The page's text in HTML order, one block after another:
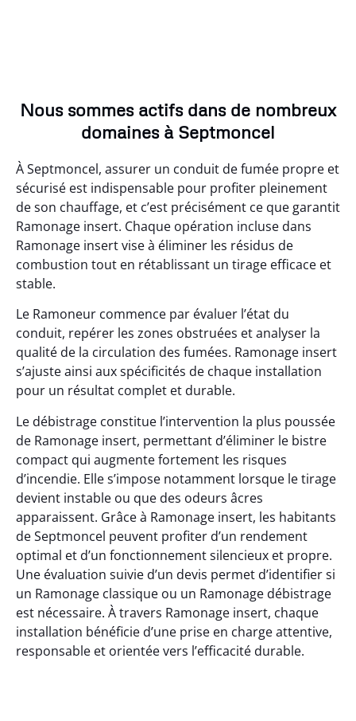
Nous sommes actifs dans de nombreux
domaines à Septmoncel
À Septmoncel, assurer un conduit de fumée propre et
sécurisé est indispensable pour profiter pleinement
de son chauffage, et c’est précisément ce que garantit
Ramonage insert. Chaque opération incluse dans
Ramonage insert vise à éliminer les résidus de
combustion tout en rétablissant un tirage efficace et
stable.
Le Ramoneur commence par évaluer l’état du
conduit, repérer les zones obstruées et analyser la
qualité de la circulation des fumées. Ramonage insert
s’ajuste ainsi aux spécificités de chaque installation
pour un résultat complet et durable.
Le débistrage constitue l’intervention la plus poussée
de Ramonage insert, permettant d’éliminer le bistre
compact qui augmente fortement les risques
d’incendie. Elle s’impose notamment lorsque le tirage
devient instable ou que des odeurs âcres
apparaissent. Grâce à Ramonage insert, les habitants
de Septmoncel peuvent profiter d’un rendement
optimal et d’un fonctionnement silencieux et propre.
Une évaluation suivie d’un devis permet d’identifier si
un Ramonage classique ou un Ramonage débistrage
est nécessaire. À travers Ramonage insert, chaque
installation bénéficie d’une prise en charge attentive,
responsable et orientée vers l’efficacité durable.